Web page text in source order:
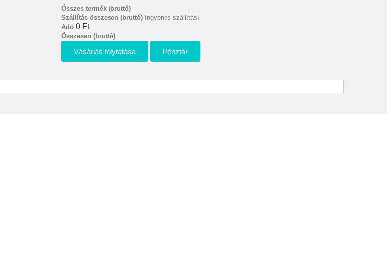
Összes termék (bruttó)
Szállítás összesen (bruttó) Ingyenes szállítás!
Adó 0 Ft‎
Összesen (bruttó)
Vásárlás folytatása Pénztár